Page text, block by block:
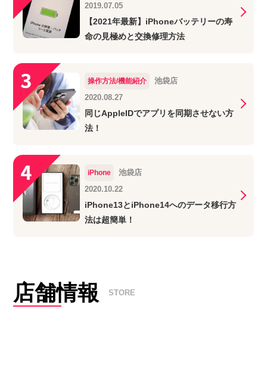
2019.07.05
【2021年最新】iPhoneバッテリーの寿
命の見極めと交換修理方法
操作方法/機能紹介
池袋店
2020.08.27
同じAppleIDでアプリを同期させない方
法！
iPhone
池袋店
2020.10.22
iPhone13とiPhone14へのデータ移行方
法は超簡単！
店舗情報 STORE